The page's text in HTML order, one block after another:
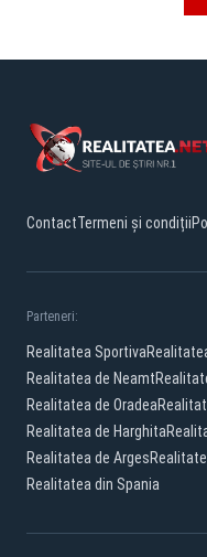
ContactTermeni și condiții
Parteneri:
Realitatea Sportiva
Realitatea de Neamt
Realitatea de Oradea
Realitatea de Harghita
Realitatea de Arges
Realitatea din Spania